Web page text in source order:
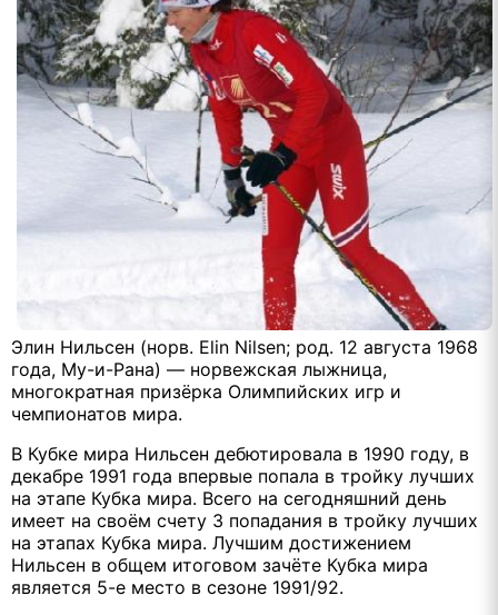
Элин Нильсен (норв. Elin Nilsen; род. 12 августа 1968
года, Му-и-Рана) — норвежская лыжница,
многократная призёрка Олимпийских игр и
чемпионатов мира.
В Кубке мира Нильсен дебютировала в 1990 году, в
декабре 1991 года впервые попала в тройку лучших
на этапе Кубка мира. Всего на сегодняшний день
имеет на своём счету 3 попадания в тройку лучших
на этапах Кубка мира. Лучшим достижением
Нильсен в общем итоговом зачёте Кубка мира
является 5-е место в сезоне 1991/92.